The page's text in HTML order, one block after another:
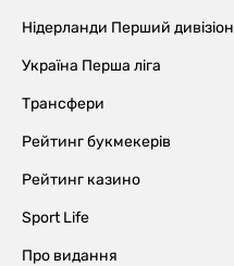
Нідерланди Перший дивізіон
Україна Перша ліга
Трансфери
Рейтинг букмекерів
Рейтинг казино
Sport Life
Про видання